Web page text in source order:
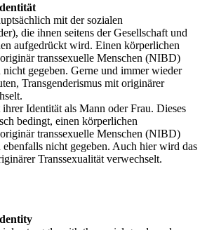
mit der sozialen
die ihnen seitens der Gesellschaft und
aufgedrückt wird. Einen körperlichen
transsexuelle Menschen (NIBD)
gegeben. Gerne und immer wieder
Transgenderismus mit originärer
Identität als Mann oder Frau. Dieses
bedingt, einen körperlichen
transsexuelle Menschen (NIBD)
nicht gegeben. Auch hier wird das
Transsexualität verwechselt.